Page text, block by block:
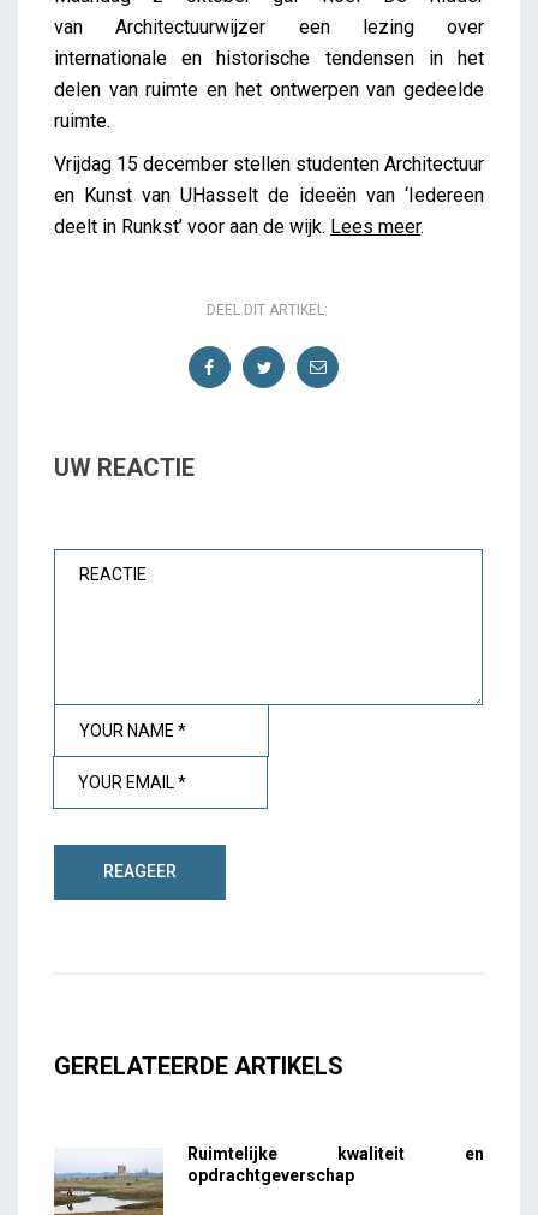
van Architectuurwijzer een lezing over
internationale en historische tendensen in het
delen van ruimte en het ontwerpen van gedeelde
ruimte.
Vrijdag 15 december stellen studenten Architectuur
en Kunst van UHasselt de ideeën van ‘Iedereen
deelt in Runkst’ voor aan de wijk. Lees meer.
DEEL DIT ARTIKEL:
UW REACTIE
GERELATEERDE ARTIKELS
Ruimtelijke kwaliteit en
opdrachtgeverschap